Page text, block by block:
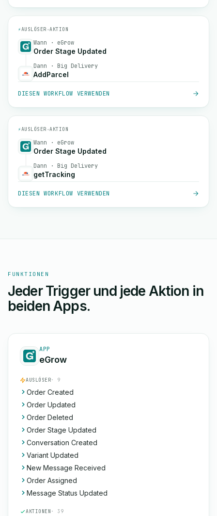
⚡AUSLÖSER→AKTION
Wann · eGrow
Order Stage Updated
Dann · Big Delivery
AddParcel
DIESEN WORKFLOW VERWENDEN
⚡AUSLÖSER→AKTION
Wann · eGrow
Order Stage Updated
Dann · Big Delivery
getTracking
DIESEN WORKFLOW VERWENDEN
FUNKTIONEN
Jeder Trigger und jede Aktion in
beiden Apps.
APP
eGrow
AUSLÖSER· 9
Order Created
Order Updated
Order Deleted
Order Stage Updated
Conversation Created
Variant Updated
New Message Received
Order Assigned
Message Status Updated
AKTIONEN · 39